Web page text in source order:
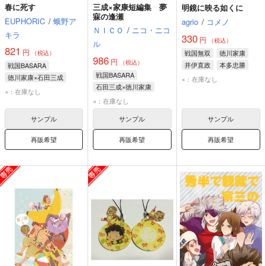
春に死す
EUPHORIC / 蛾野ア
キラ
821 円 （税込）
戦国BASARA
徳川家康×石田三成
石田三成
×：在庫なし
サンプル
再販希望
三成×家康短編集 夢
寐の逢瀬
ＮＩＣＯ / ニコ・ニコ
ル
986 円 （税込）
戦国BASARA
石田三成×徳川家康
石田三成
×：在庫なし
サンプル
再販希望
明鏡に映る如くに
agrio / コメノ
330円 （税込）
戦国無双
徳川家康
井伊直政
本多忠勝
×：在庫なし
サンプル
再販希望